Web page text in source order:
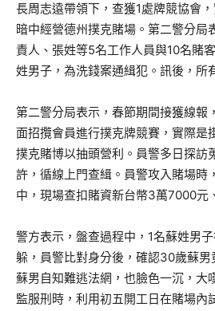
長周志遠帶領下，查獲1處牌競協會
暗中經營德州撲克賭場。第二警分局
責人、張姓等5名工作人員與10名賭
姓男子，為洗錢案通緝犯。訊後，所
第二警分局表示，春節期間接獲線報
面招攬會員進行撲克牌競賽，實際是
撲克賭博以抽頭營利。員警多日探訪
許，循線上門查緝。員警攻入賭場時
中，現場查扣賭資新台幣3萬7000元
警方表示，盤查過程中，1名蘇姓男
躲，員警比對身分後，確認30歲蘇
蘇男自知難逃法網，也臉色一沉，大
監服刑時，利用初五開工日在賭場內